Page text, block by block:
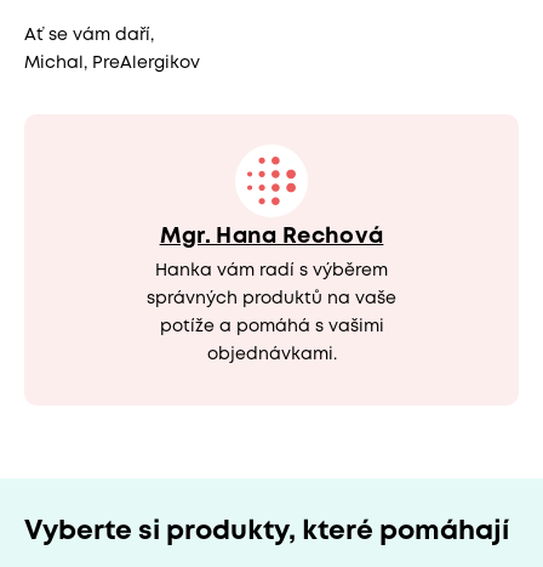
Ať se vám daří,
Michal, PreAlergikov
Mgr. Hana Rechová
Hanka vám radí s výběrem
správných produktů na vaše
potíže a pomáhá s vašimi
objednávkami.
Vyberte si produkty, které pomáhají